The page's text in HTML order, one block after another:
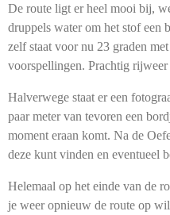
De route ligt er heel mooi bij,
druppels water om het stof een
zelf staat voor nu 23 graden
voorspellingen. Prachtig rijweer
Halverwege staat er een
paar meter van tevoren een
moment eraan komt. Na de
deze kunt vinden en eventueel
Helemaal op het einde van de
je weer opnieuw de route op